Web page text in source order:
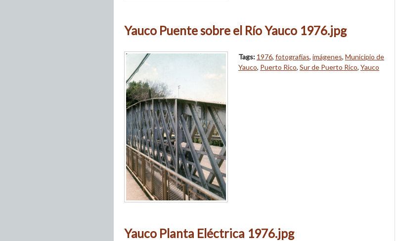
Yauco Puente sobre el Río Yauco 1976.jpg
Tags: 1976, fotografías, imágenes, Municipio de
Yauco, Puerto Rico, Sur de Puerto Rico, Yauco
Yauco Planta Eléctrica 1976.jpg